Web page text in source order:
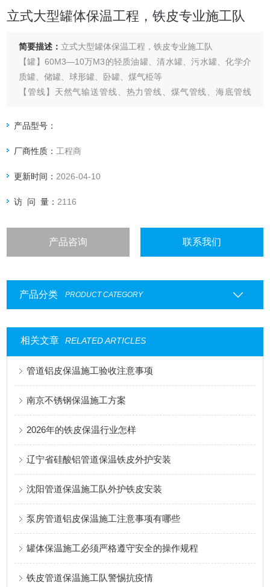
立式大型罐体保温工程，铁皮专业施工队
简要描述： 立式大型罐体保温工程，铁皮专业施工队
【罐】60M3—10万M3的轻质油罐、清水罐、污水罐、化学介
质罐、储罐、球形罐、卧罐、煤气栕等
【管线】天然气输送管线、热力管线、煤气管线、海底管线
【包括】石油化工、冶金、制药、煤化、*** 、食品等行业应用
属结构、钢结构物等 。
产品型号：
厂商性质： 工程商
更新时间： 2026-04-10
访 问 量： 2116
产品咨询 联系我们
产品分类 PRODUCT CATEGORY
相关文章 RELATED ARTICLES
管道铝皮保温施工验收注意事项
南京不锈钢保温施工方案
2026年的铁皮保温行业怎样
辽宁省硅酸铝管道保温铁皮外护安装
沈阳管道保温施工队外护铁皮安装
泵房管道铝皮保温施工注意事项有哪些
罐体保温施工必须严格遵守安全的操作规程
铁皮管道保温施工队警惕抗疫情